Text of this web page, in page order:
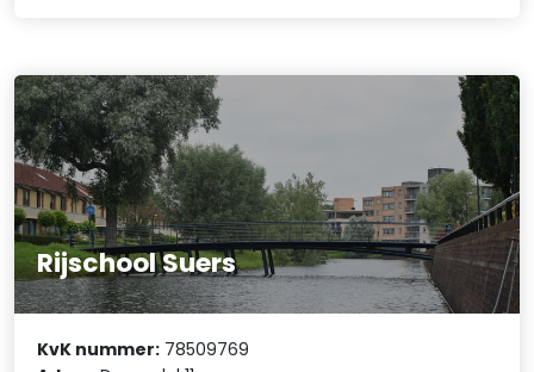
Rijschool Suers
KvK nummer: 78509769